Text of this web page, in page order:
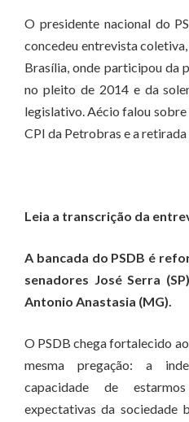
O presidente nacional do
concedeu entrevista
Brasília, onde participou da
no pleito de 2014 e da
legislativo. Aécio falou sobre
CPI da Petrobras e a
Leia a transcrição da
A bancada do PSDB é
senadores José Serra
Antonio Anastasia (MG).
O PSDB chega fortalecido
mesma pregação: a
capacidade de
expectativas da sociedade